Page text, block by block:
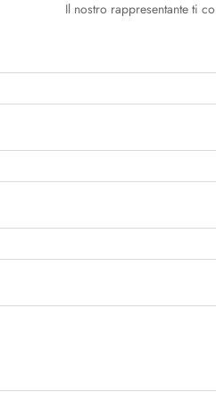
Il nostro rappresentante ti